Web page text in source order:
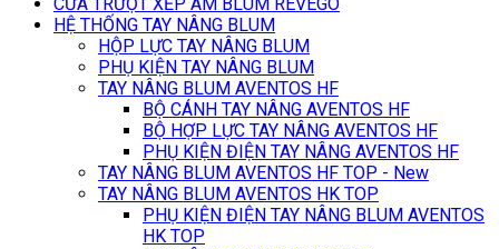
HỆ THỐNG TAY NÂNG BLUM
HỘP LỰC TAY NÂNG BLUM
PHỤ KIỆN TAY NÂNG BLUM
TAY NÂNG BLUM AVENTOS HF
BỘ CÁNH TAY NÂNG AVENTOS HF
BỘ HỢP LỰC TAY NÂNG AVENTOS HF
PHỤ KIỆN ĐIỆN TAY NÂNG AVENTOS HF
TAY NÂNG BLUM AVENTOS HF TOP - New
TAY NÂNG BLUM AVENTOS HK TOP
PHỤ KIỆN ĐIỆN TAY NÂNG BLUM AVENTOS
HK TOP